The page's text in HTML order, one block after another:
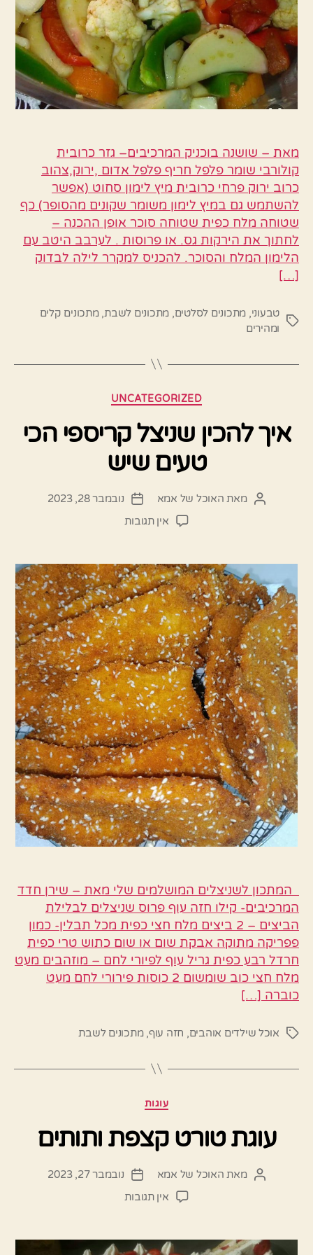
מאת – שושנה בוכניק המרכיבים– גזר כרובית
קולורבי שומר פלפל חריף פלפל אדום ,ירוק,צהוב
כרוב ירוק פרחי כרובית מיץ לימון סחוט (אפשר
להשתמש גם במיץ לימון משומר שקונים מהסופר) כף
שטוחה מלח כפית שטוחה סוכר אופן ההכנה –
לחתוך את הירקות גס. או פרוסות . לערבב היטב עם
הלימון המלח והסוכר. להכניס למקרר לילה לבדוק
[…]
תגיות
טבעוני, מתכונים לסלטים, מתכונים לשבת,מתכונים קלים
ומהירים
קטגוריות
UNCATEGORIZED
איך להכין שניצל קריספי הכי
טעים שיש
המחבר
מאת האוכל של אמא
תאריךנובמבר 28, 2023
אין תגובותעל
שניצל
קריספי
הכי
טעים
שיש
המתכון לשניצלים המושלמים שלי מאת – שירן חדד
המרכיבים- קילו חזה עוף פרוס שניצלים לבלילת
הביצים – 2 ביצים מלח חצי כפית מכל תבלין- כמון
פפריקה מתוקה אבקת שום או שום כתוש טרי כפית
חרדל רבע כפית גריל עוף לפיורי לחם – מוזהבים מעט
מלח חצי כוב שומשום 2 כוסות פירורי לחם מעט
כוברה […]
תגיותאוכל שילדים אוהבים חזה עוף ,מתכונים לשבת
קטגוריותעוגות
עוגת טורט קצפת ותותים
המחבר
מאת האוכל של אמא
תאריךנובמבר 27, 2023
אין תגובותעל
קצפת